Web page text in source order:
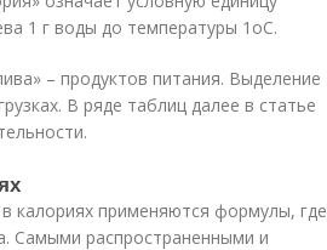
1 г воды до температуры 1 оС.
– продуктов питания. Выделение
В ряде таблиц далее в статье
калориях применяются формулы, где
Самыми распространенными и